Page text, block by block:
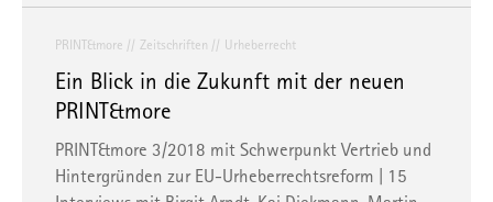
PRINT&more Zeitschriften Urheberrecht
Ein Blick in die Zukunft mit der neuen
PRINT&more
PRINT&more 3/2018 mit Schwerpunkt Vertrieb und
Hintergründen zur EU-Urheberrechtsreform | 15